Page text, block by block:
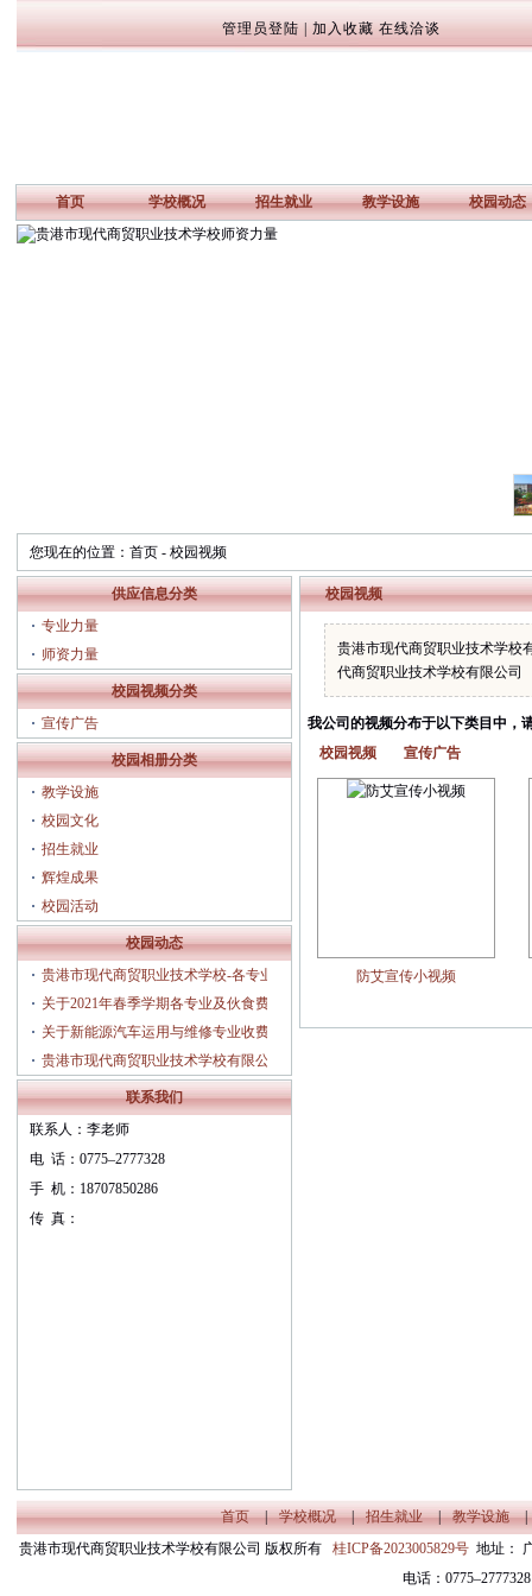
管理员登陆 加入收藏 在线洽谈
首页 学校概况 招生就业 教学设施 校园动态
您现在的位置： 首页 - 校园视频
供应信息分类
专业力量
师资力量
校园视频分类
宣传广告
校园相册分类
教学设施
校园文化
招生就业
辉煌成果
校园活动
校园动态
贵港市现代商贸职业技术学校-各专业人
才培养方案（2025年3月修订）
关于2021年春季学期各专业及伙食费收
费的公示
关于新能源汽车运用与维修专业收费的
公示贵港市现代商贸职业技术学校有限公司
职业教育质量报告（ 2024年度）
联系我们
联系人：李老师
电 话：0775–2777328
手 机：18707850286
传 真：
校园视频
贵港市现代商贸职业技术学校
代商贸职业技术学校有限公司
我公司的视频分布于以下类目中，
校园视频
宣传广告
防艾宣传小视频
首页 | 学校概况 | 招生就业 | 教学设施
|
贵港市现代商贸职业技术学校有限公司 版权所有 桂ICP备2023005829号 地址：
电话：